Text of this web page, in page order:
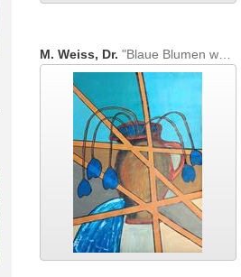
M. Weiss, Dr. "Blaue Blumen welcken"